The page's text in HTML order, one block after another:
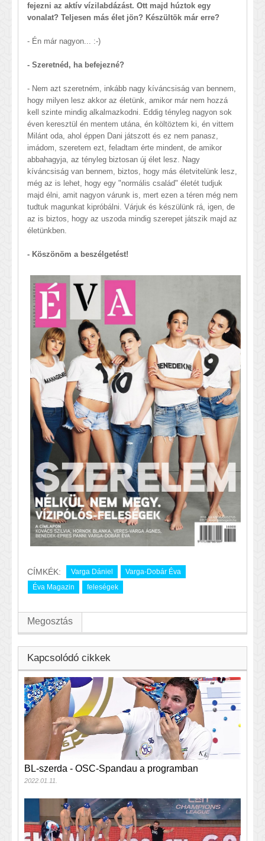
fejezni az aktív vízilabdázást. Ott majd húztok egy
vonalat? Teljesen más élet jön? Készültök már erre?
- Én már nagyon... :-)
- Szeretnéd, ha befejezné?
- Nem azt szeretném, inkább nagy kíváncsiság van bennem,
hogy milyen lesz akkor az életünk, amikor már nem hozzá
kell szinte mindig alkalmazkodni. Eddig tényleg nagyon sok
éven keresztül én mentem utána, én költöztem ki, én vittem
Milánt oda, ahol éppen Dani játszott és ez nem panasz,
imádom, szeretem ezt, feladtam érte mindent, de amikor
abbahagyja, az tényleg biztosan új élet lesz. Nagy
kíváncsiság van bennem, biztos, hogy más életvitelünk lesz,
még az is lehet, hogy egy "normális család" életét tudjuk
majd élni, amit nagyon várunk is, mert ezen a téren még nem
tudtuk magunkat kipróbálni. Várjuk és készülünk rá, igen, de
az is biztos, hogy az uszoda mindig szerepet játszik majd az
életünkben.
- Köszönöm a beszélgetést!
CÍMKÉK: Varga Dániel
Varga-Dobár Éva
Éva Magazin
feleségek
Megosztás
Kapcsolódó cikkek
BL-szerda - OSC-Spandau a programban
2022.01.11.